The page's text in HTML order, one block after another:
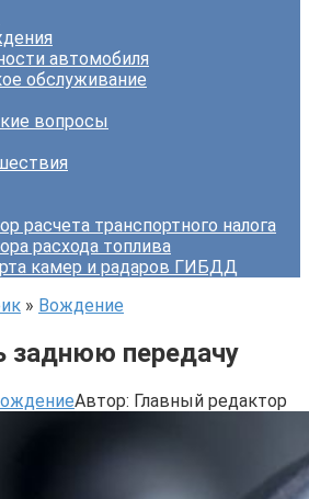
автомобиля
обслуживание
вопросы
расчета транспортного налога
расхода топлива
камер и радаров ГИБДД
» Вождение
заднюю передачу
Автор: Главный редактор